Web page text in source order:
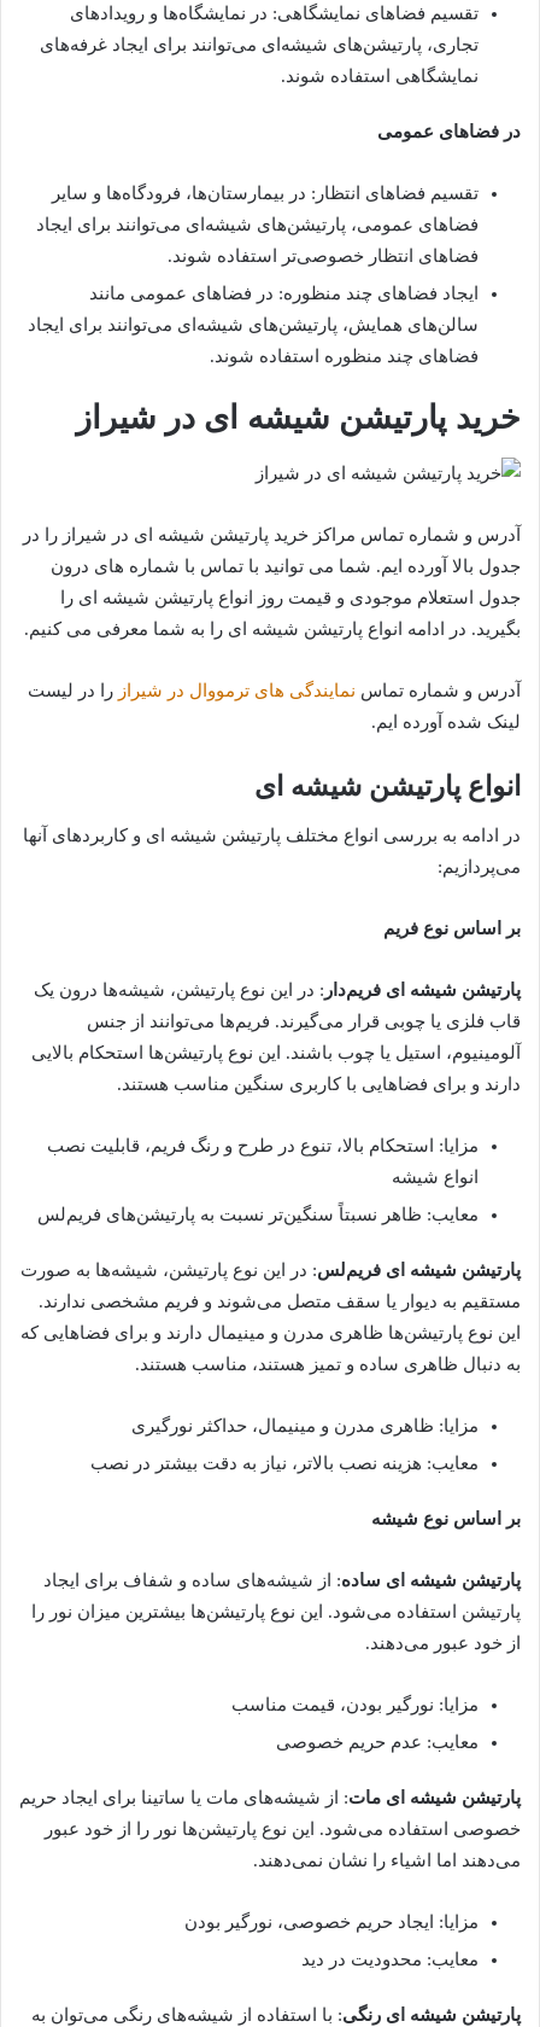
تقسیم فضاهای نمایشگاهی: در نمایشگاه‌ها و رویدادهای
تجاری، پارتیشن‌های شیشه‌ای می‌توانند برای ایجاد غرفه‌های
نمایشگاهی استفاده شوند.
در فضاهای عمومی
تقسیم فضاهای انتظار: در بیمارستان‌ها، فرودگاه‌ها و سایر
فضاهای عمومی، پارتیشن‌های شیشه‌ای می‌توانند برای ایجاد
فضاهای انتظار خصوصی‌تر استفاده شوند.
ایجاد فضاهای چند منظوره: در فضاهای عمومی مانند
سالن‌های همایش، پارتیشن‌های شیشه‌ای می‌توانند برای ایجاد
فضاهای چند منظوره استفاده شوند.
خرید پارتیشن شیشه ای در شیراز
آدرس و شماره تماس مراکز خرید پارتیشن شیشه ای در شیراز را در
جدول بالا آورده ایم. شما می توانید با تماس با شماره های درون
جدول استعلام موجودی و قیمت روز انواع پارتیشن شیشه ای را
بگیرید. در ادامه انواع پارتیشن شیشه ای را به شما معرفی می کنیم.
آدرس و شماره تماس نمایندگی های ترمووال در شیراز را در لیست
لینک شده آورده ایم.
انواع پارتیشن شیشه ای
در ادامه به بررسی انواع مختلف پارتیشن شیشه ای و کاربردهای آنها
می‌پردازیم:
بر اساس نوع فریم
پارتیشن شیشه ای فریم‌دار : در این نوع پارتیشن، شیشه‌ها درون یک
قاب فلزی یا چوبی قرار می‌گیرند. فریم‌ها می‌توانند از جنس
آلومینیوم، استیل یا چوب باشند. این نوع پارتیشن‌ها استحکام بالایی
دارند و برای فضاهایی با کاربری سنگین مناسب هستند.
مزایا: استحکام بالا، تنوع در طرح و رنگ فریم، قابلیت نصب
انواع شیشه
معایب: ظاهر نسبتاً سنگین‌تر نسبت به پارتیشن‌های فریم‌لس
پارتیشن شیشه ای فریم‌لس: در این نوع پارتیشن، شیشه‌ها به صورت
مستقیم به دیوار یا سقف متصل می‌شوند و فریم مشخصی ندارند.
این نوع پارتیشن‌ها ظاهری مدرن و مینیمال دارند و برای فضاهایی که
به دنبال ظاهری ساده و تمیز هستند، مناسب هستند.
مزایا: ظاهری مدرن و مینیمال، حداکثر نورگیری
معایب: هزینه نصب بالاتر، نیاز به دقت بیشتر در نصب
بر اساس نوع شیشه
پارتیشن شیشه ای ساده: از شیشه‌های ساده و شفاف برای ایجاد
پارتیشن استفاده می‌شود. این نوع پارتیشن‌ها بیشترین میزان نور را
از خود عبور می‌دهند.
مزایا: نورگیر بودن، قیمت مناسب
معایب: عدم حریم خصوصی
پارتیشن شیشه ای مات: از شیشه‌های مات یا ساتینا برای ایجاد حریم
خصوصی استفاده می‌شود. این نوع پارتیشن‌ها نور را از خود عبور
می‌دهند اما اشیاء را نشان نمی‌دهند.
مزایا: ایجاد حریم خصوصی، نورگیر بودن
معایب: محدودیت در دید
پارتیشن شیشه ای رنگی: با استفاده از شیشه‌های رنگی می‌توان به